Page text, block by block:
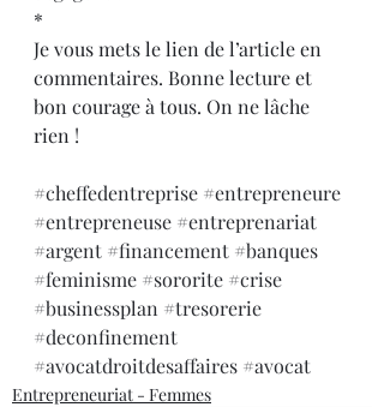
*
Je vous mets le lien de l’article en
commentaires. Bonne lecture et
bon courage à tous. On ne lâche
rien !
#cheffedentreprise #entrepreneure
#entrepreneuse #entreprenariat
#argent #financement #banques
#feminisme #sororite #crise
#businessplan #tresorerie
#deconfinement
#avocatdroitdesaffaires #avocat
Entrepreneuriat - Femmes